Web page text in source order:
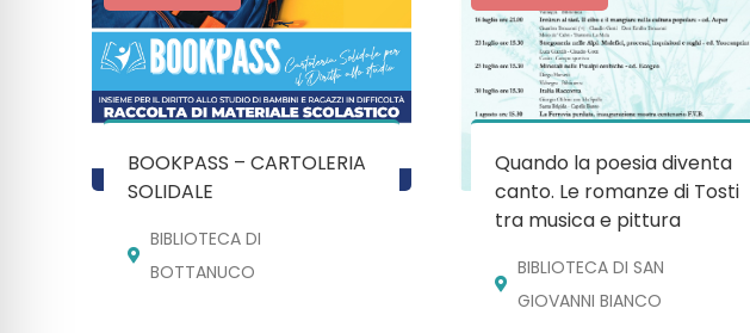
BOOKPASS – CARTOLERIA
SOLIDALE
BIBLIOTECA DI
BOTTANUCO
Quando la poesia diventa
canto. Le romanze di Tosti
tra musica e pittura
BIBLIOTECA DI SAN
GIOVANNI BIANCO